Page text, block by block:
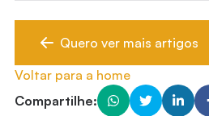
Quero ver mais artigos
Voltar para a home
Compartilhe: